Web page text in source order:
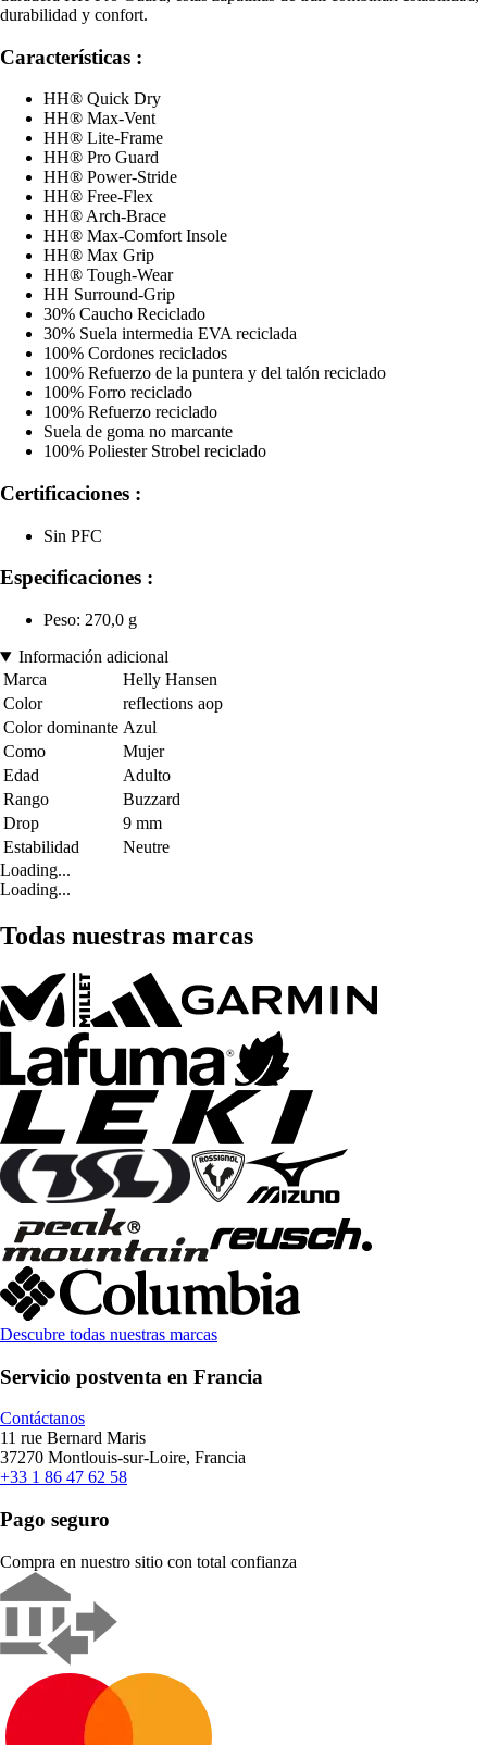
durabilidad y confort.
Características :
HH® Quick Dry
HH® Max-Vent
HH® Lite-Frame
HH® Pro Guard
HH® Power-Stride
HH® Free-Flex
HH® Arch-Brace
HH® Max-Comfort Insole
HH® Max Grip
HH® Tough-Wear
HH Surround-Grip
30% Caucho Reciclado
30% Suela intermedia EVA reciclada
100% Cordones reciclados
100% Refuerzo de la puntera y del talón reciclado
100% Forro reciclado
100% Refuerzo reciclado
Suela de goma no marcante
100% Poliester Strobel reciclado
Certificaciones :
Sin PFC
Especificaciones :
Peso: 270,0 g
Información adicional
Marca
Helly Hansen
Color
reflections aop
Color dominante Azul
Como
Mujer
Edad
Adulto
Rango
Buzzard
Drop
9 mm
Estabilidad
Neutre
Loading...
Loading...
Todas nuestras marcas
Descubre todas nuestras marcas
Servicio postventa en Francia
Contáctanos
11 rue Bernard Maris
37270 Montlouis-sur-Loire, Francia
+33 1 86 47 62 58
Pago seguro
Compra en nuestro sitio con total confianza